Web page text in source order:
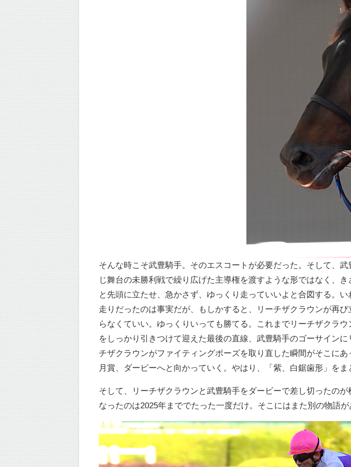
そんな時こそ武豊騎手。そのエスコートが必要だった。そして、
じ舞台の未勝利戦で繰り広げた主導権を渡すような形ではなく、
と先頭に立たせ、急かさず、ゆっくり走っていいよと合図する。
走りだったのは事実だが、もしかすると、リーチザクラウンが再
らなくていい。ゆっくりいっても勝てる。これまでリーチザクラ
をしっかり引きつけて迎えた最後の直線、武豊騎手のゴーサイン
チザクラウンがファイティングポーズを取り直した瞬間がそこに
月賞、ダービーへと向かっていく。やはり、「紫、白鋸歯形」を
そして、リーチザクラウンと武豊騎手をダービーで差し切ったの
なったのは2025年まででたった一度だけ。そこにはまた別の物語が